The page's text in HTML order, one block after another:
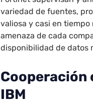
variedad de fuentes,
valiosa y casi en
amenaza de cada
disponibilidad de datos
IBM